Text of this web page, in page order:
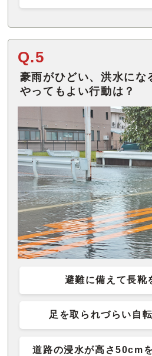
Q.5
豪雨がひどい、洪水にな
やってもよい行動は？
避難に備えて長靴
足を取られづらい自
道路の浸水が高さ50cm